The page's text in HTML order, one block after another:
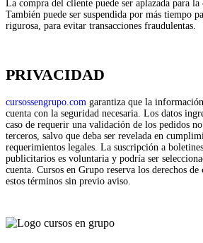
La compra del cliente puede ser aplazada para
También puede ser suspendida por más tiempo
rigurosa, para evitar transacciones fraudulentas.
PRIVACIDAD
cursossengrupo.com garantiza que la
cuenta con la seguridad necesaria. Los datos
caso de requerir una validación de los pedidos no
terceros, salvo que deba ser revelada en
requerimientos legales. La suscripción a
publicitarios es voluntaria y podría ser
cuenta. Cursos en Grupo reserva los derechos
estos términos sin previo aviso.